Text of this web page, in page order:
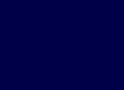
en heel handig: het past
ik het een fijn idee dat de niet-vega
uit de visindustrie, waardoor er niet